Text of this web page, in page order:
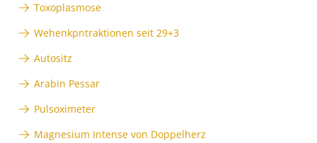
Toxoplasmose
Wehenkpntraktionen seit 29+3
Autositz
Arabin Pessar
Pulsoximeter
Magnesium Intense von Doppelherz